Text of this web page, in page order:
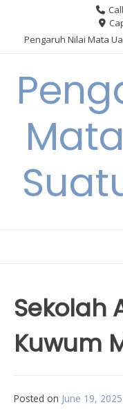
contentPengaruh Nilai Mata
Sekolah
Kuwum
Posted on June 19, 2025